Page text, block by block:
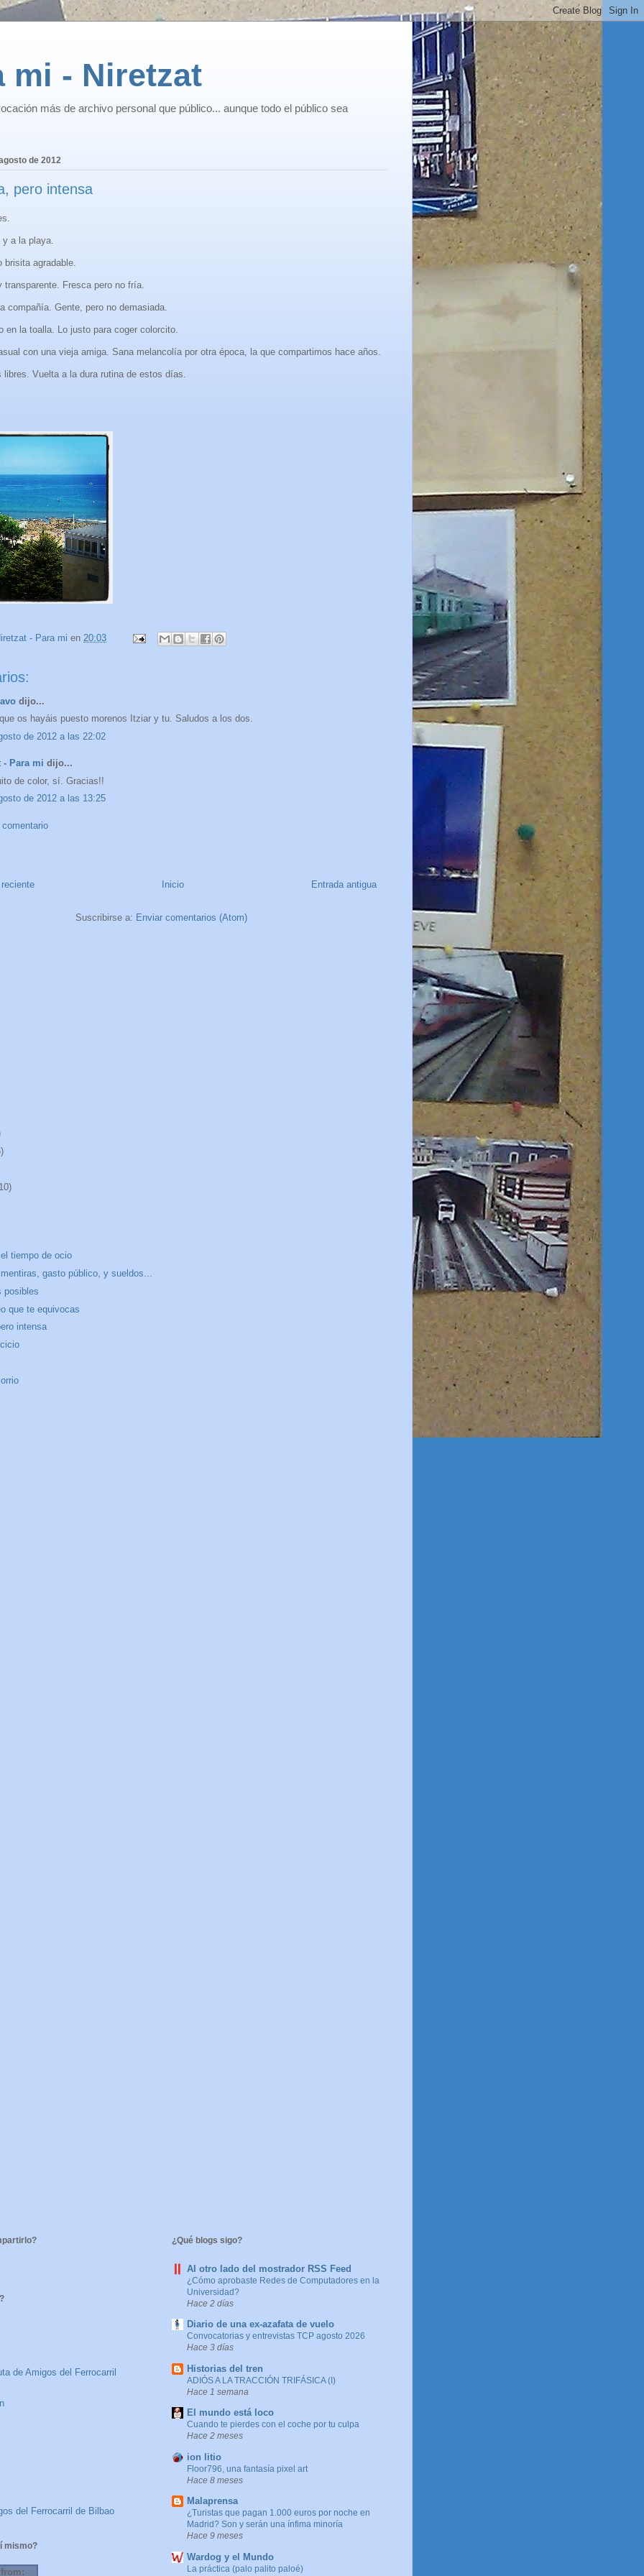
mi - Niretzat
más de archivo personal que público... aunque todo el público sea
de 2012
pero intensa
a la playa.
brisita agradable.
transparente. Fresca pero no fría.
compañía. Gente, pero no demasiada.
en la toalla. Lo justo para coger colorcito.
con una vieja amiga. Sana melancolía por otra época, la que compartimos hace años.
libres. Vuelta a la dura rutina de estos días.
- Para mi en 20:03
dijo...
os hayáis puesto morenos Itziar y tu. Saludos a los dos.
de 2012 a las 22:02
- Para mi dijo...
de color, sí. Gracias!!
de 2012 a las 13:25
Entrada antigua
Inicio
Suscribirse a: Enviar comentarios (Atom)
tiempo de ocio
gasto público, y sueldos...
posibles
que te equivocas
intensa
de Amigos del Ferrocarril
del Ferrocarril de Bilbao
mismo?
¿Qué blogs sigo?
Al otro lado del mostrador RSS Feed
¿Cómo aprobaste Redes de Computadores en la
Universidad?
Hace 2 días
Diario de una ex-azafata de vuelo
Convocatorias y entrevistas TCP agosto 2026
Hace 3 días
Historias del tren
ADIÓS A LA TRACCIÓN TRIFÁSICA (I)
Hace 1 semana
El mundo está loco
Cuando te pierdes con el coche por tu culpa
Hace 2 meses
ion litio
Floor796, una fantasía pixel art
Hace 8 meses
Malaprensa
¿Turistas que pagan 1.000 euros por noche en
Madrid? Son y serán una ínfima minoría
Hace 9 meses
Wardog y el Mundo
La práctica (palo palito paloé)